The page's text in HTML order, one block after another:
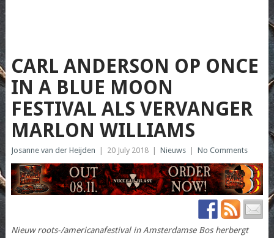
CARL ANDERSON OP ONCE
IN A BLUE MOON
FESTIVAL ALS VERVANGER
MARLON WILLIAMS
Josanne van der Heijden 20 July 2018 Nieuws No Comments
Nieuw roots-/americanafestival in Amsterdamse Bos herbergt